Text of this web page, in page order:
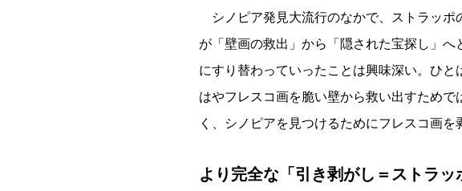
シノピア発見大流行のなかで、ストラッポ
が「壁画の救出」から「隠された宝探し」へ
にすり替わっていったことは興味深い。ひと
はやフレスコ画を脆い壁から救い出すためで
く、シノピアを見つけるためにフレスコ画を
より完全な「引き剥がし＝ストラッ